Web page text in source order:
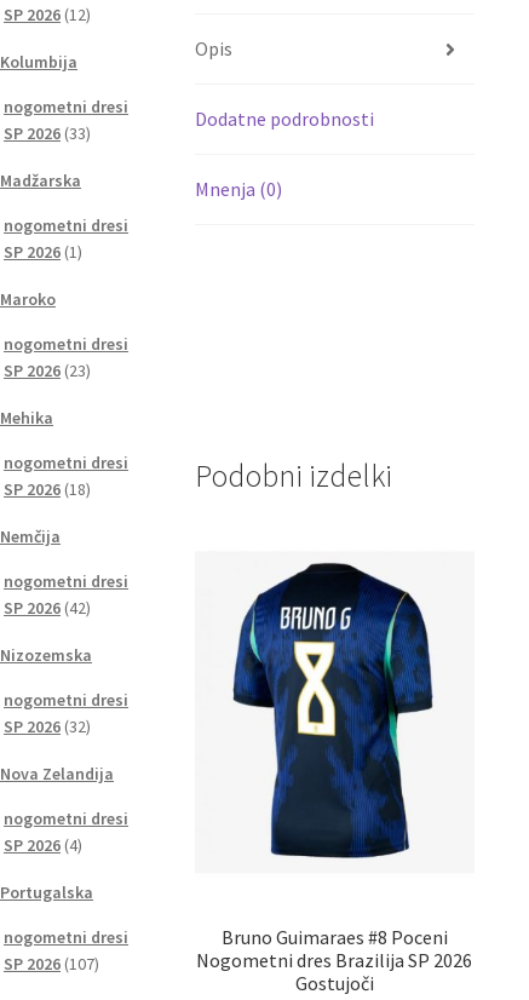
Opis
Dodatne podrobnosti
Mnenja (0)
Podobni izdelki
Bruno Guimaraes #8 Poceni
Nogometni dres Brazilija SP 2026
Gostujoči
SP 2026 1212
Kolumbija
nogometni dresi
SP 2026 3333
Madžarska
nogometni dresi
SP 2026 11
Maroko
nogometni dresi
SP 2026 2323
Mehika
nogometni dresi
SP 2026 1818
Nemčija
nogometni dresi
SP 2026 4242
Nizozemska
nogometni dresi
SP 2026 3232
Nova Zelandija
nogometni dresi
SP 2026 44
Portugalska
nogometni dresi
SP 2026 107107